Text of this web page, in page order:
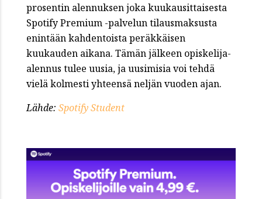
prosentin alennuksen joka kuukausittaisesta
Spotify Premium -palvelun tilausmaksusta
enintään kahdentoista peräkkäisen
kuukauden aikana. Tämän jälkeen opiskelija-
alennus tulee uusia, ja uusimisia voi tehdä
vielä kolmesti yhteensä neljän vuoden ajan.
Lähde: Spotify Student